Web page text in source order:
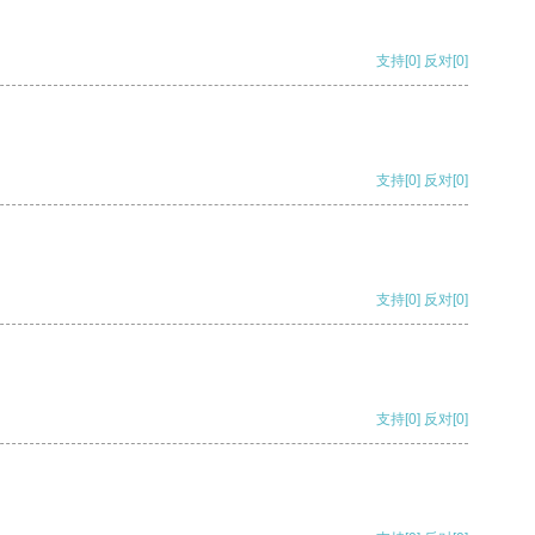
支持[0] 反对[0]
支持[0] 反对[0]
支持[0] 反对[0]
支持[0] 反对[0]